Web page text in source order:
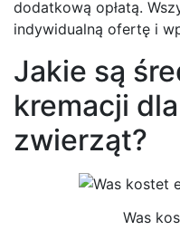
dodatkową opłatą.
indywidualną ofertę i
Jakie są
kremacji
zwierząt?
Was